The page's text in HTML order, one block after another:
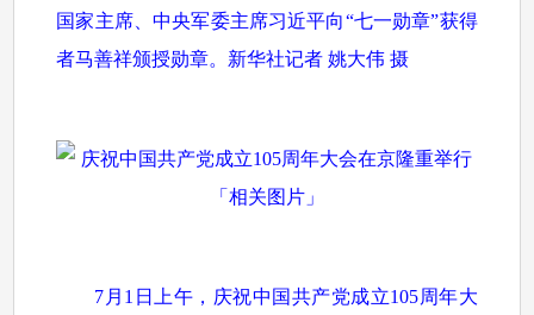
国家主席、中央军委主席习近平向“七一勋章”获得
者马善祥颁授勋章。新华社记者 姚大伟 摄
7月1日上午，庆祝中国共产党成立105周年大